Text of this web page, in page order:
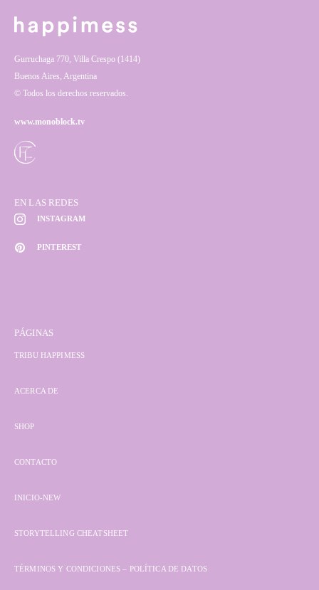
Gurruchaga 770, Villa Crespo (1414)
Buenos Aires, Argentina
© Todos los derechos reservados.
www.monoblock.tv
EN LAS REDES
INSTAGRAM
PINTEREST
PÁGINAS
TRIBU HAPPIMESS
ACERCA DE
SHOP
CONTACTO
INICIO-NEW
STORYTELLING CHEATSHEET
TÉRMINOS Y CONDICIONES – POLÍTICA DE DATOS